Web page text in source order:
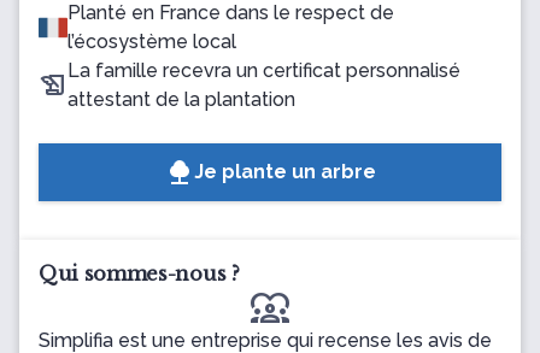
Planté en France dans le respect de
l’écosystème local
La famille recevra un certificat personnalisé
attestant de la plantation
Je plante un arbre
Qui sommes-nous ?
diversity_1
Simplifia est une entreprise qui recense les avis de